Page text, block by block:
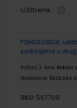
Udžbenik
PSIHOLOGIJA;
sadržajima u
Autor(i): Ana Boban
Nakladnik: ŠKOLSKA
SKU: 567709